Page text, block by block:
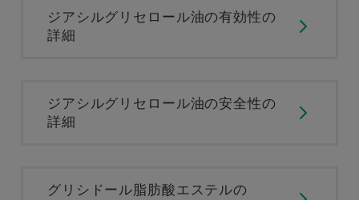
ジアシルグリセロール油の有効性の
詳細
ジアシルグリセロール油の安全性の
詳細
グリシドール脂肪酸エステルの